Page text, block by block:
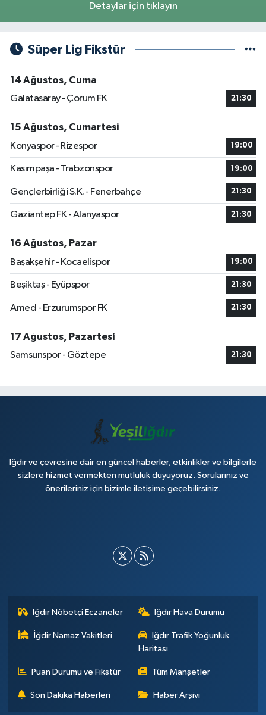
Detaylar için tıklayın
Süper Lig Fikstür
14 Ağustos, Cuma
Galatasaray - Çorum FK
21:30
15 Ağustos, Cumartesi
Konyaspor - Rizespor
19:00
Kasımpaşa - Trabzonspor 19:00
Gençlerbirliği S.K. - Fenerbahçe 21:30
Gaziantep FK - Alanyaspor 21:30
16 Ağustos, Pazar
Başakşehir - Kocaelispor
19:00
Beşiktaş - Eyüpspor 21:30
Amed - Erzurumspor FK 21:30
17 Ağustos, Pazartesi
Samsunspor - Göztepe
21:30
Iğdır ve çevresine dair en güncel haberler, etkinlikler ve bilgilerle
sizlere hizmet vermekten mutluluk duyuyoruz. Sorularınız ve
önerileriniz için bizimle iletişime geçebilirsiniz.
Iğdır Nöbetçi Eczaneler Iğdır Hava Durumu
İğdir Namaz Vakitleri
Iğdır Trafik Yoğunluk
Haritası
Puan Durumu ve Fikstür Tüm Manşetler
Son Dakika Haberleri Haber Arşivi